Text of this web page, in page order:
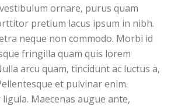
ornare, purus quam
pretium lacus ipsum in nibh.
neque non commodo. Morbi id
fringilla quam quis lorem
arcu quam, tincidunt ac luctus a,
et pulvinar enim.
Maecenas augue ante,